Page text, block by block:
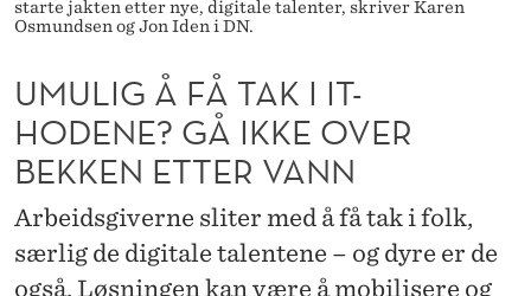
T
A
K
T
starte jakten etter nye, digitale talenter, skriver Karen
Osmundsen og Jon Iden i DN.
UMULIG Å FÅ TAK I IT-
HODENE? GÅ IKKE OVER
BEKKEN ETTER VANN
Arbeidsgiverne sliter med å få tak i folk,
særlig de digitale talentene – og dyre er de
også. Løsningen kan være å mobilisere og